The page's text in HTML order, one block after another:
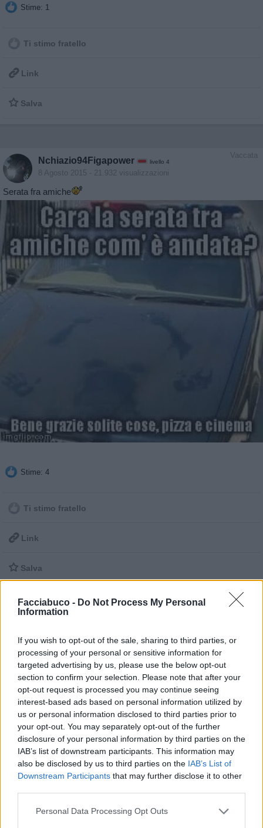
Facciabuco - Do Not Process My Personal
Information
If you wish to opt-out of the sale, sharing to third parties, or
processing of your personal or sensitive information for
targeted advertising by us, please use the below opt-out
section to confirm your selection. Please note that after your
opt-out request is processed you may continue seeing
interest-based ads based on personal information utilized by
us or personal information disclosed to third parties prior to
your opt-out. You may separately opt-out of the further
disclosure of your personal information by third parties on the
IAB’s list of downstream participants. This information may
also be disclosed by us to third parties on the IAB’s List of
Downstream Participants that may further disclose it to other
Personal Data Processing Opt Outs
Stime: 1
Ti stimo fratello
 Link
 Salva
Vaccata
Nchiazio94Figapower livello 4
8 Agosto 2015 - 21.932 visualizzazioni
Serata fra amiche
Stime: 4
Ti stimo fratello
 Link
 Salva
Cinema
Nchiazio94Figapower livello 4
8 Agosto 2015 - 2.292 visualizzazioni
Le cose che ti rendono felice dopo lunghe e ansiose attese..